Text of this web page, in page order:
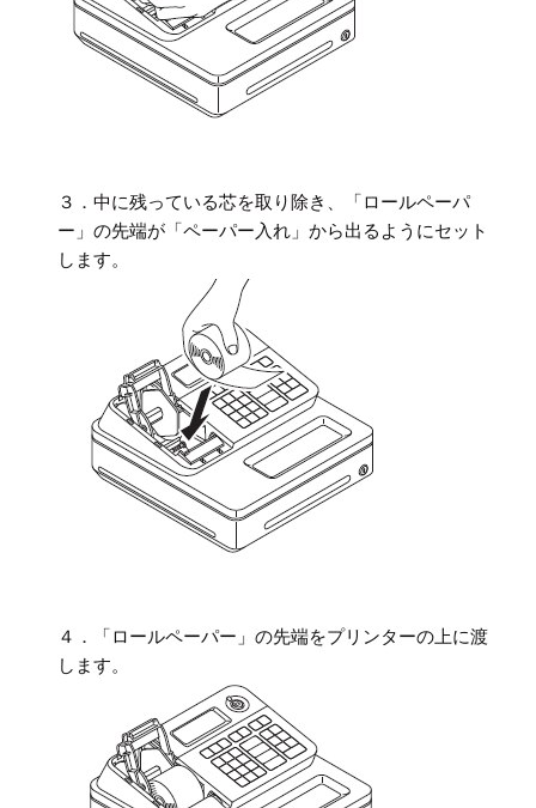
３．中に残っている芯を取り除き、「ロールペーパ
ー」の先端が「ペーパー入れ」から出るようにセット
します。
４．「ロールペーパー」の先端をプリンターの上に渡
します。